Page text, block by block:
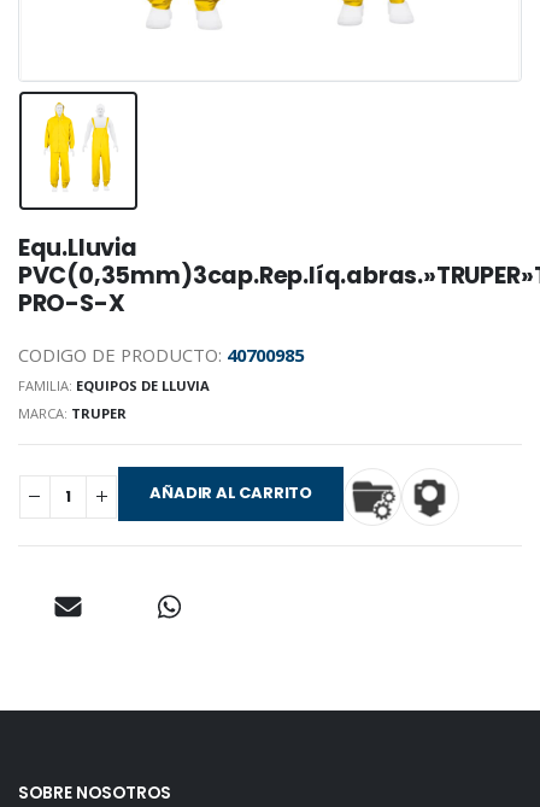
Equ.Lluvia
PRO-S-X
CODIGO DE PRODUCTO: 40700985
FAMILIA: EQUIPOS DE LLUVIA
MARCA: TRUPER
AÑADIR AL CARRITO
SOBRE NOSOTROS